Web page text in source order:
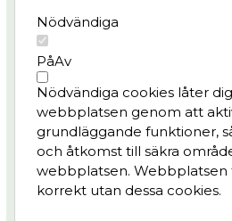
Nödvändiga
PåAv
Nödvändiga cookies låter
webbplatsen genom att
grundläggande funktioner,
och åtkomst till säkra
webbplatsen. Webbplatsen
korrekt utan dessa cookies.
Projektet
Nyheter
Bygg- och trafikinfo
Konst & kultur
Frågor & svar
Integritetspolicy